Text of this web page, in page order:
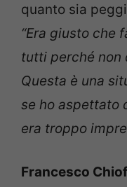
quanto sia
“Era giusto che
tutti perché non
Questa è una
se ho aspettato
era troppo
Francesco